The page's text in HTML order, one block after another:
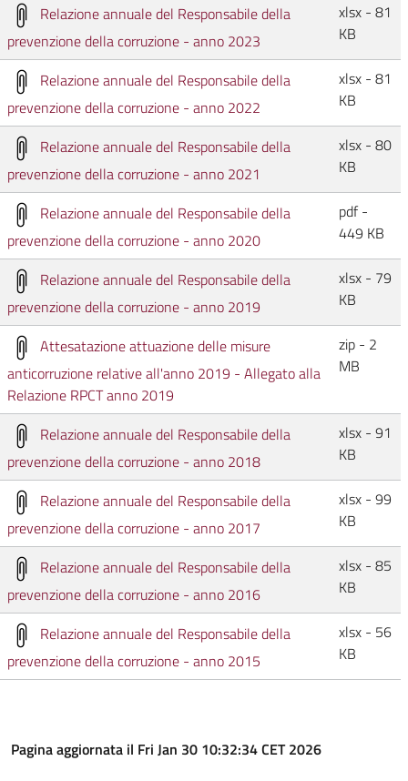
Relazione annuale del Responsabile della
prevenzione della corruzione - anno 2023
xlsx - 81
KB
Relazione annuale del Responsabile della
prevenzione della corruzione - anno 2022
xlsx - 81
KB
Relazione annuale del Responsabile della
prevenzione della corruzione - anno 2021
xlsx - 80
KB
Relazione annuale del Responsabile della
prevenzione della corruzione - anno 2020
pdf -
449 KB
Relazione annuale del Responsabile della
prevenzione della corruzione - anno 2019
xlsx - 79
KB
Attesatazione attuazione delle misure
anticorruzione relative all'anno 2019 - Allegato alla
Relazione RPCT anno 2019
zip - 2
MB
Relazione annuale del Responsabile della
prevenzione della corruzione - anno 2018
xlsx - 91
KB
Relazione annuale del Responsabile della
prevenzione della corruzione - anno 2017
xlsx - 99
KB
Relazione annuale del Responsabile della
prevenzione della corruzione - anno 2016
xlsx - 85
KB
Relazione annuale del Responsabile della
prevenzione della corruzione - anno 2015
xlsx - 56
KB
Pagina aggiornata il Fri Jan 30 10:32:34 CET 2026